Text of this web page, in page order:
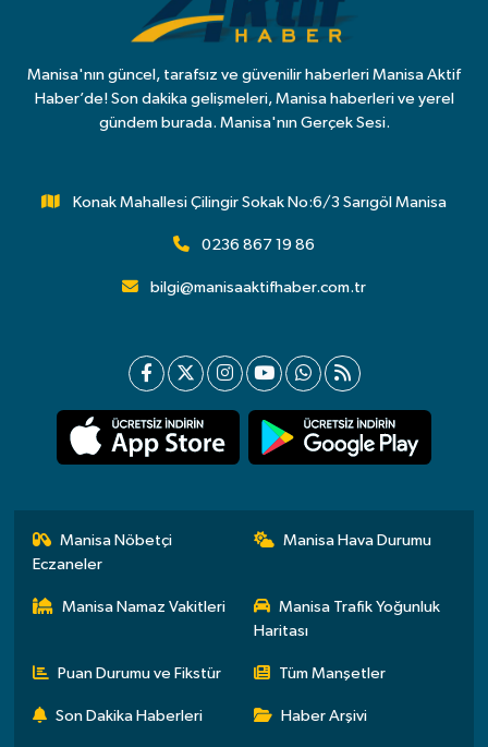
Manisa'nın güncel, tarafsız ve güvenilir haberleri Manisa Aktif
Haber’de! Son dakika gelişmeleri, Manisa haberleri ve yerel
gündem burada. Manisa'nın Gerçek Sesi.
Konak Mahallesi Çilingir Sokak No:6/3 Sarıgöl Manisa
0236 867 19 86
bilgi@manisaaktifhaber.com.tr
Manisa Nöbetçi
Eczaneler
Manisa Hava Durumu
Manisa Namaz Vakitleri
Manisa Trafik Yoğunluk
Haritası
Puan Durumu ve Fikstür Tüm Manşetler
Son Dakika Haberleri Haber Arşivi